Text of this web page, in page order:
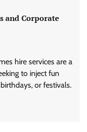
and Corporate
hire services are a
to inject fun
or festivals.